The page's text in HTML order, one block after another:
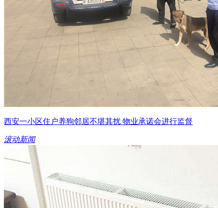
西安一小区住户养狗邻居不堪其扰 物业承诺会进行监督
滚动新闻